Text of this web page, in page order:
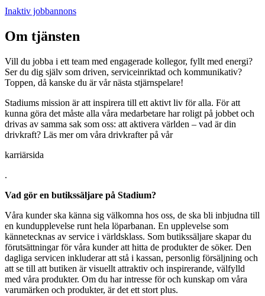
Inaktiv jobbannons
Om tjänsten
Vill du jobba i ett team med engagerade kollegor, fyllt med energi?
Ser du dig själv som driven, serviceinriktad och kommunikativ?
Toppen, då kanske du är vår nästa stjärnspelare!
Stadiums mission är att inspirera till ett aktivt liv för alla. För att
kunna göra det måste alla våra medarbetare har roligt på jobbet och
drivas av samma sak som oss: att aktivera världen – vad är din
drivkraft? Läs mer om våra drivkrafter på vår
karriärsida
.
Vad gör en butikssäljare på Stadium?
Våra kunder ska känna sig välkomna hos oss, de ska bli inbjudna till
en kundupplevelse runt hela löparbanan. En upplevelse som
kännetecknas av service i världsklass. Som butikssäljare skapar du
förutsättningar för våra kunder att hitta de produkter de söker. Den
dagliga servicen inkluderar att stå i kassan, personlig försäljning och
att se till att butiken är visuellt attraktiv och inspirerande, välfylld
med våra produkter. Om du har intresse för och kunskap om våra
varumärken och produkter, är det ett stort plus.